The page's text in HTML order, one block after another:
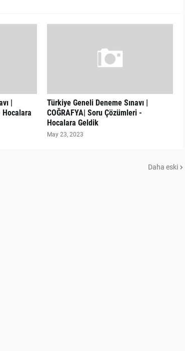
|
Hocalara
Türkiye Geneli Deneme Sınavı |
COĞRAFYA| Soru Çözümleri -
Hocalara Geldik
May 23, 2023
Daha eski